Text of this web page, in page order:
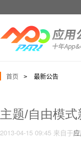
首页 > 最新公告
主题/自由模
2013-04-15 09:45 来自于